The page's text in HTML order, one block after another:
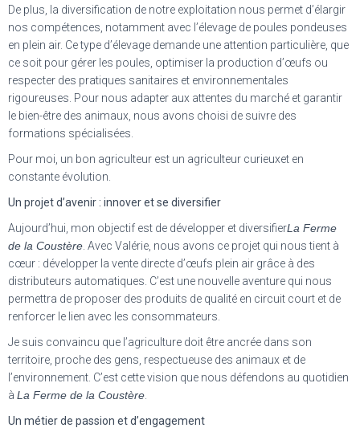
De plus, la diversification de notre exploitation nous permet d’élargir
nos compétences, notamment avec l’élevage de poules pondeuses
en plein air. Ce type d’élevage demande une attention particulière, que
ce soit pour gérer les poules, optimiser la production d’œufs ou
respecter des pratiques sanitaires et environnementales
rigoureuses. Pour nous adapter aux attentes du marché et garantir
le bien-être des animaux, nous avons choisi de suivre des
formations spécialisées.
Pour moi, un bon agriculteur est un agriculteur curieuxet en
constante évolution.
Un projet d’avenir : innover et se diversifier
Aujourd’hui, mon objectif est de développer et diversifierLa Ferme
de la Coustère . Avec Valérie, nous avons ce projet qui nous tient à
cœur : développer la vente directe d’œufs plein air grâce à des
distributeurs automatiques. C’est une nouvelle aventure qui nous
permettra de proposer des produits de qualité en circuit court et de
renforcer le lien avec les consommateurs.
Je suis convaincu que l’agriculture doit être ancrée dans son
territoire, proche des gens, respectueuse des animaux et de
l’environnement. C’est cette vision que nous défendons au quotidien
à La Ferme de la Coustère
Un métier de passion et d’engagement